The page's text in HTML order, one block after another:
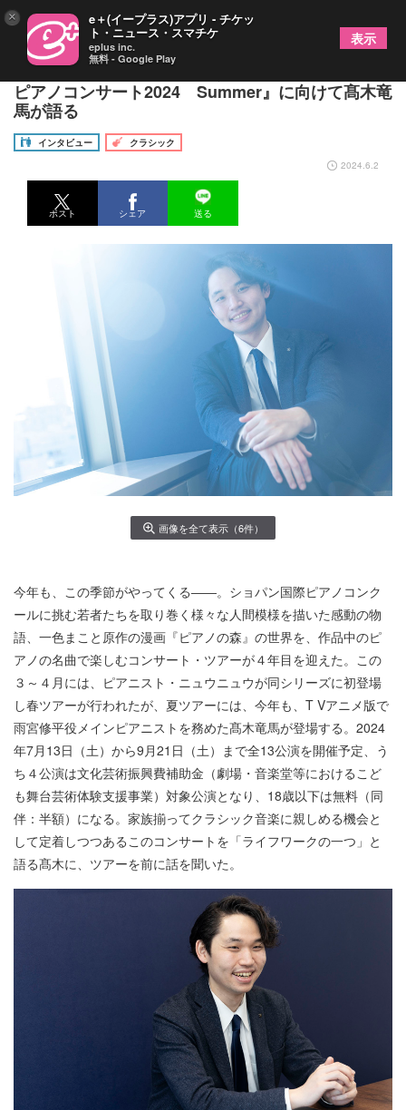
作品の素晴らしさを伝え続けたい 『ピアノの森
ピアノコンサート2024 Summer』に向けて髙木竜
馬が語る
インタビュー
クラシック
2024.6.2
ポスト シェア 送る
画像を全て表示（6件）
今年も、この季節がやってくる――。ショパン国際ピアノコンク
ールに挑む若者たちを取り巻く様々な人間模様を描いた感動の物
語、一色まこと原作の漫画『ピアノの森』の世界を、作品中のピ
アノの名曲で楽しむコンサート・ツアーが４年目を迎えた。この
３～４月には、ピアニスト・ニュウニュウが同シリーズに初登場
し春ツアーが行われたが、夏ツアーには、今年も、T Vアニメ版で
雨宮修平役メインピアニストを務めた髙木竜馬が登場する。2024
年7月13日（土）から9月21日（土）まで全13公演を開催予定、う
ち４公演は文化芸術振興費補助金（劇場・音楽堂等におけるこど
も舞台芸術体験支援事業）対象公演となり、18歳以下は無料（同
伴：半額）になる。家族揃ってクラシック音楽に親しめる機会と
して定着しつつあるこのコンサートを「ライフワークの一つ」と
語る髙木に、ツアーを前に話を聞いた。
× e＋(イープラス)アプリ - チケッ
ト・ニュース・スマチケ
eplus inc.
無料 - Google Play
表示